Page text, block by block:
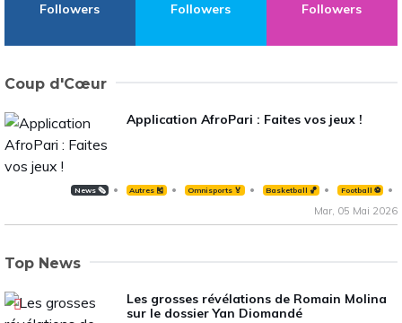
Followers
Followers
Followers
Coup d'Cœur
Application AfroPari : Faites vos jeux !
News 🗞️ Autres 🎽 Omnisports 🏅 Basketball 🏀 Football ⚽️
Mar, 05 Mai 2026
Top News
Les grosses révélations de Romain Molina
sur le dossier Yan Diomandé